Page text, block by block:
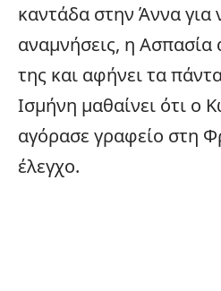
καντάδα στην Άννα για
αναμνήσεις, η Ασπασία
της και αφήνει τα
Ισμήνη μαθαίνει ότι ο
αγόρασε γραφείο στη
έλεγχο.